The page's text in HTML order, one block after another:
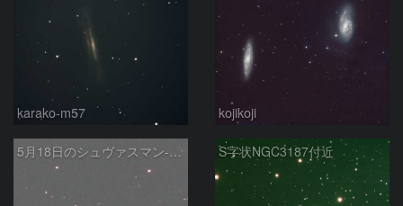
karako-m57 kojikoji
5月18日のシュヴァスマン-ヴァハマン第1彗星（29P） S字状NGC3187付近